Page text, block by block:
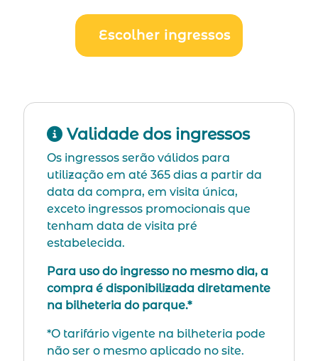
Escolher ingressos
Validade dos ingressos
Os ingressos serão válidos para
utilização em até 365 dias a partir da
data da compra, em visita única,
exceto ingressos promocionais que
tenham data de visita pré
estabelecida.
Para uso do ingresso no mesmo dia, a
compra é disponibilizada diretamente
na bilheteria do parque.*
*O tarifário vigente na bilheteria pode
não ser o mesmo aplicado no site.